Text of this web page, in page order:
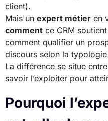
client).
Mais un expert métier en
comment ce CRM
comment qualifier un
discours selon la
La différence se situe
savoir l’exploiter pour
Pourquoi